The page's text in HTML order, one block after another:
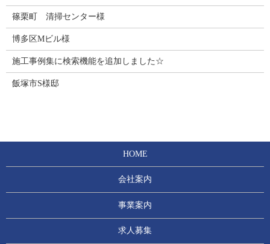
篠栗町 清掃センター様
博多区Mビル様
施工事例集に検索機能を追加しました☆
飯塚市S様邸
HOME
会社案内
事業案内
求人募集